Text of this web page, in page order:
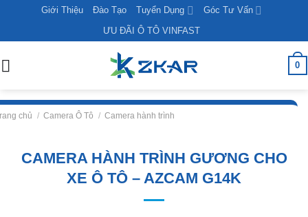
content
Giới Thiệu Đào Tạo Tuyển Dụng
Góc Tư Vấn
ƯU ĐÃI Ô TÔ VINFAST
0
chủ / Camera Ô Tô / Camera hành trình
CAMERA HÀNH TRÌNH GƯƠNG CHO
XE Ô TÔ – AZCAM G14K